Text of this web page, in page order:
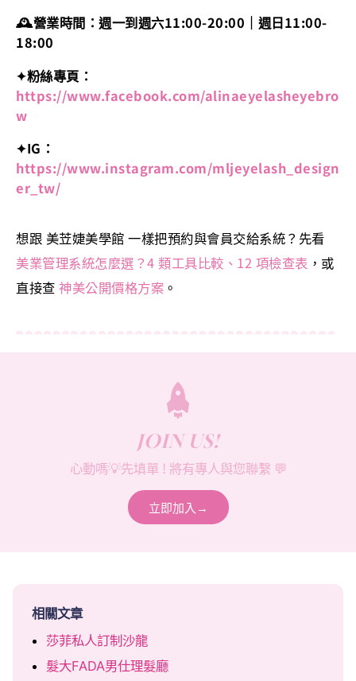
🕰營業時間：週一到週六11:00-20:00｜週日11:00-
18:00
✦粉絲專頁：
https://www.facebook.com/alinaeyelasheyebro
w
✦IG：
https://www.instagram.com/mljeyelash_design
er_tw/
想跟 美苙婕美學館 一樣把預約與會員交給系統？先看
美業管理系統怎麼選？4 類工具比較、12 項檢查表 ，或
直接查 神美公開價格方案 。
JOIN US!
心動嗎💡先填單 ! 將有專人與您聯繫 💬
立即加入→
相關文章
莎菲私人訂制沙龍
髮大FADA男仕理髮廳